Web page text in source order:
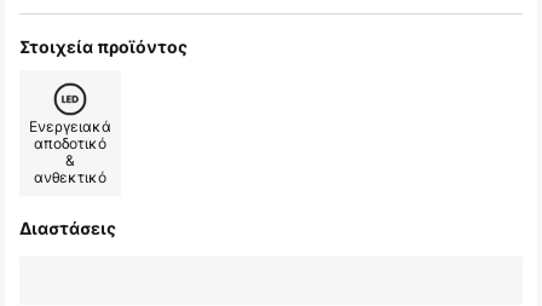
Στοιχεία προϊόντος
Ενεργειακά
αποδοτικό
&
ανθεκτικό
Διαστάσεις